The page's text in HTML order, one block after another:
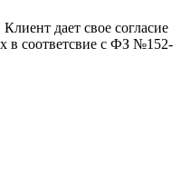
дает свое согласие
в соответсвие с ФЗ №152-